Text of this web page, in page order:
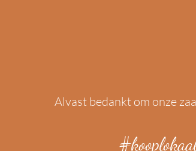
Alvast bedankt om onze